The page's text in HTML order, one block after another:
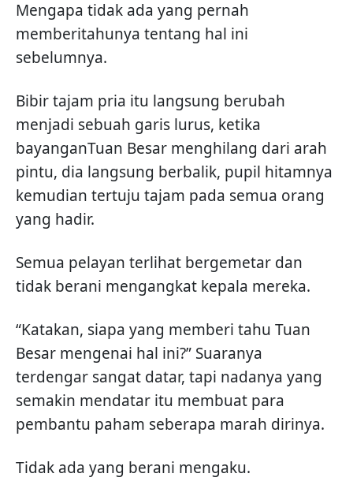
Mengapa tidak ada yang pernah
memberitahunya tentang hal ini
sebelumnya.
Bibir tajam pria itu langsung berubah
menjadi sebuah garis lurus, ketika
bayanganTuan Besar menghilang dari arah
pintu, dia langsung berbalik, pupil hitamnya
kemudian tertuju tajam pada semua orang
yang hadir.
Semua pelayan terlihat bergemetar dan
tidak berani mengangkat kepala mereka.
“Katakan, siapa yang memberi tahu Tuan
Besar mengenai hal ini?” Suaranya
terdengar sangat datar, tapi nadanya yang
semakin mendatar itu membuat para
pembantu paham seberapa marah dirinya.
Tidak ada yang berani mengaku.